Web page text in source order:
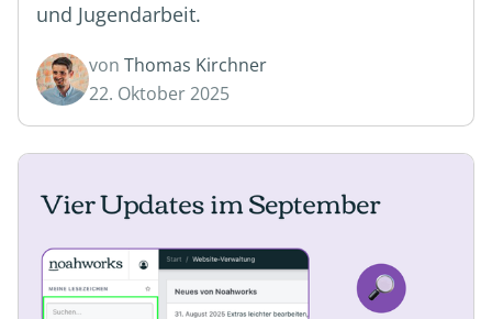
und Jugendarbeit.
von Thomas Kirchner
22. Oktober 2025